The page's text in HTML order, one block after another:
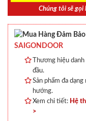
Chúng tôi sẽ
SAIGONDOOR
Thương hiệu
đầu.
Sản phẩm đa
hướng.
Xem chi tiết: Hệ
>